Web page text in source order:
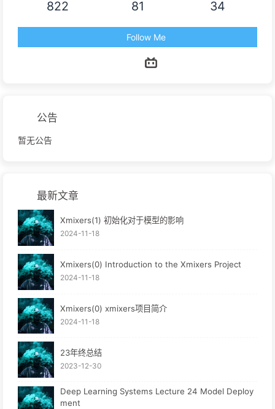
822 81 34
Follow Me
公告
暂无公告
最新文章
Xmixers(1) 初始化对于模型的影响
2024-11-18
Xmixers(0) Introduction to the Xmixers Project
2024-11-18
Xmixers(0) xmixers项目简介
2024-11-18
23年终总结
2023-12-30
Deep Learning Systems Lecture 24 Model Deploy
ment